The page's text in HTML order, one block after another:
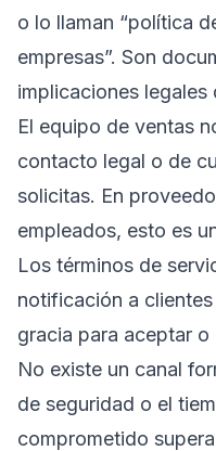
o lo llaman “política
empresas”. Son
implicaciones legales
El equipo de ventas
contacto legal o de
solicitas. En
empleados, esto es
Los términos de
notificación a
gracia para aceptar
No existe un canal
de seguridad o el
comprometido